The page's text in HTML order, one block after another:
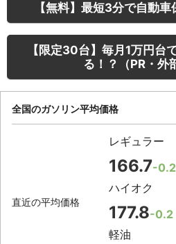
【無料】最短3分で自動
【限定30台】毎月1万円台
る！？（PR・外
全国のガソリン平均価格
直近の平均価格
レギュラー
166.7-0.2
ハイオク
177.8-0.2
軽油